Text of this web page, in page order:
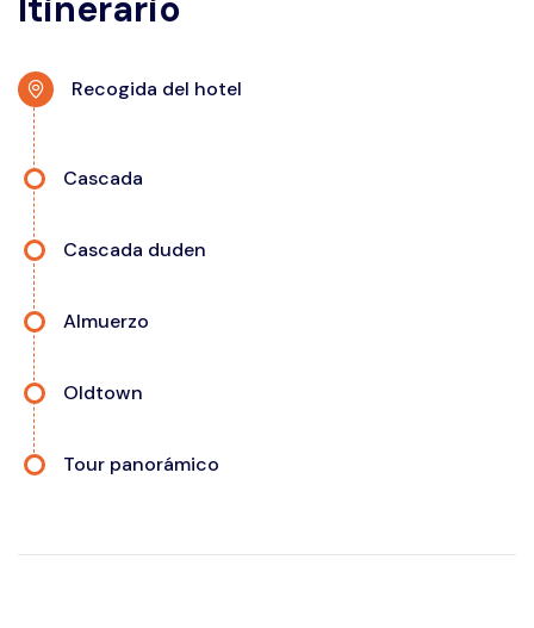
Recogida del hotel
Cascada
Cascada duden
Almuerzo
Oldtown
Tour panorámico